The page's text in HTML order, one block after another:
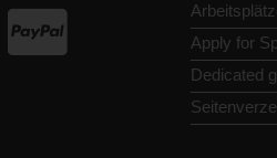
Apply for
Dedicated